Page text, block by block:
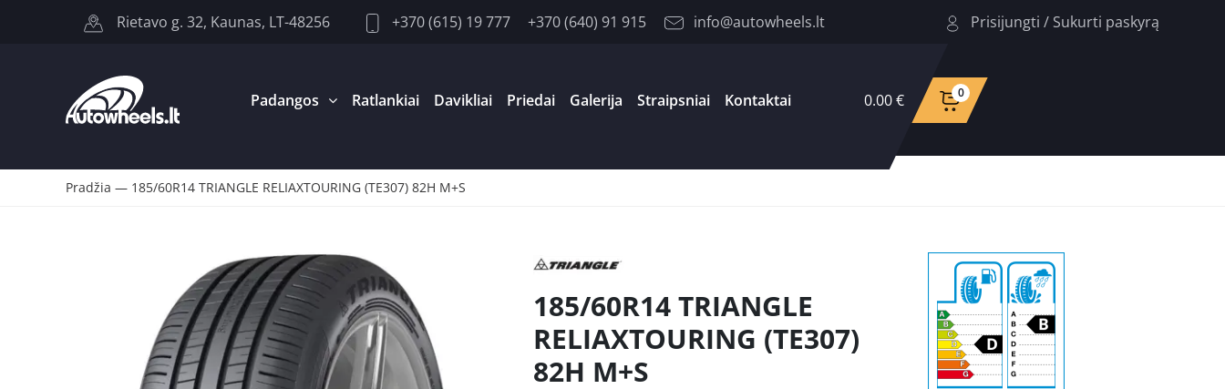
Rietavo g. 32, Kaunas, LT-48256 +370 (615) 19 777 +370 (640) 91 915 info@autowheels.lt Prisijungti / Sukurti paskyrą
Padangos Ratlankiai Davikliai Priedai Galerija Straipsniai Kontaktai 0.00 € 0
Pradžia — 185/60R14 TRIANGLE RELIAXTOURING (TE307) 82H M+S
185/60R14 TRIANGLE
RELIAXTOURING (TE307)
82H M+S